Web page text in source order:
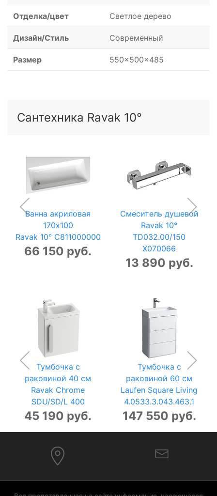
Отделка/цвет Светлое дерево
Дизайн/Стиль Современный
Размер 550x500x485
Сантехника Ravak 10°
Ванна акриловая
170x100
Ravak 10° C811000000
66 150 руб.
Смеситель душевой
Ravak 10°
TD032.00/150
X070066
13 890 руб.
Тумбочка с
раковиной 40 см
Ravak Chrome
SDU/SD/L 400
45 190 руб.
Тумбочка с
раковиной 60 см
Laufen Square Living
4.0533.3.043.463.1
147 550 руб.